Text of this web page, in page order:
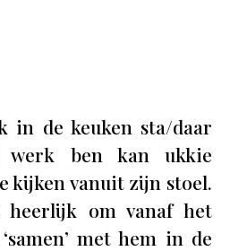
in de keuken sta/daar
werk ben kan ukkie
kijken vanuit zijn stoel.
om vanaf het
met hem in de